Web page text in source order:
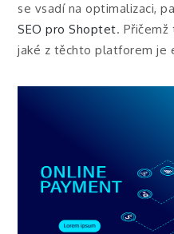
se vsadí na optimalizaci,
SEO pro Shoptet. Přičemž
jaké z těchto platforem je